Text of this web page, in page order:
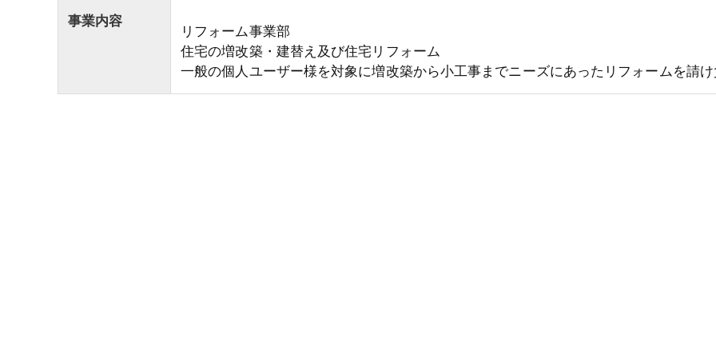
事業内容
リフォーム事業部
住宅の増改築・建替え及び住宅リフォーム
一般の個人ユーザー様を対象に増改築から小工事までニーズにあったリフォームを請